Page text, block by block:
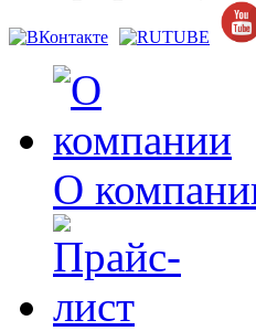
О